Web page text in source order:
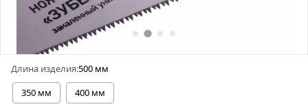
Длина изделия:500 мм
350 мм
400 мм